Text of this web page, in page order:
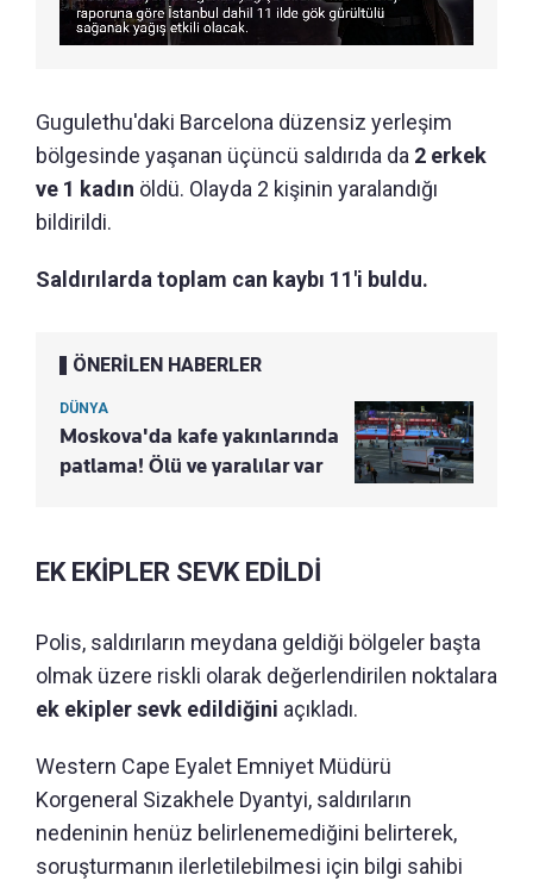
Gugulethu'daki Barcelona düzensiz yerleşim
bölgesinde yaşanan üçüncü saldırıda da 2 erkek
ve 1 kadın öldü. Olayda 2 kişinin yaralandığı
bildirildi.
Saldırılarda toplam can kaybı 11'i buldu.
ÖNERİLEN HABERLER
DÜNYA
Moskova'da kafe yakınlarında
patlama! Ölü ve yaralılar var
EK EKİPLER SEVK EDİLDİ
Polis, saldırıların meydana geldiği bölgeler başta
olmak üzere riskli olarak değerlendirilen noktalara
ek ekipler sevk edildiğini açıkladı.
Western Cape Eyalet Emniyet Müdürü
Korgeneral Sizakhele Dyantyi, saldırıların
nedeninin henüz belirlenemediğini belirterek,
soruşturmanın ilerletilebilmesi için bilgi sahibi